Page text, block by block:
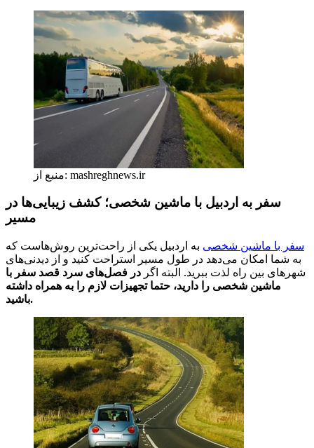
منبع از: mashreghnews.ir
سفر به اردبیل با ماشین شخصی؛ کشف زیبایی‌ها در
مسیر
سفر با ماشین شخصی به اردبیل یکی از راحت‌ترین روش‌هاست که
به شما امکان می‌دهد در طول مسیر استراحت کنید و از دیدنی‌های
شهرهای بین راه لذت ببرید. البته اگر در فصل‌های سرد قصد سفر با
ماشین شخصی را دارید، حتما تجهیزات لازم را به همراه داشته
باشید.